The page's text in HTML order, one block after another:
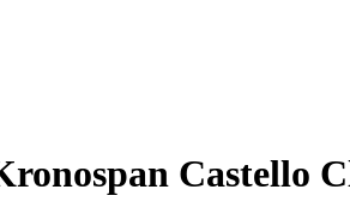
Castello